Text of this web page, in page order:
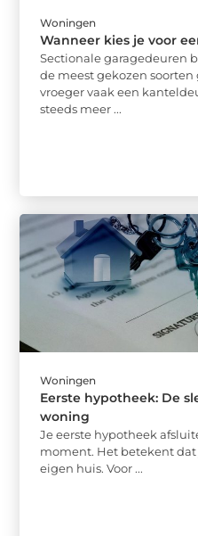
Woningen
Wanneer kies je voor
Sectionale garagedeuren
de meest gekozen soorten
vroeger vaak een
steeds meer ...
Woningen
Eerste hypotheek: De
woning
Je eerste hypotheek
moment. Het betekent
eigen huis. Voor ...